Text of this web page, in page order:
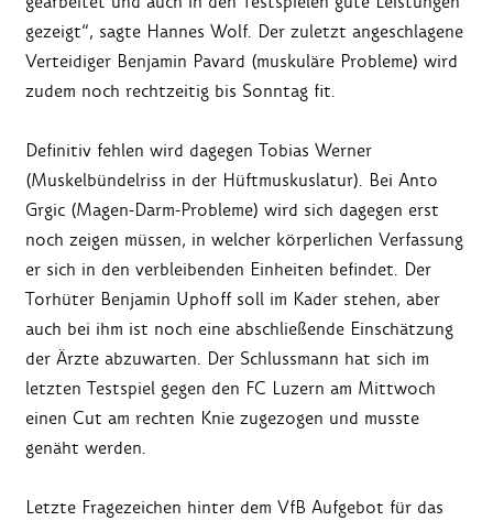
gezeigt“, sagte Hannes Wolf. Der zuletzt angeschlagene
Verteidiger Benjamin Pavard (muskuläre Probleme) wird
zudem noch rechtzeitig bis Sonntag fit.
Definitiv fehlen wird dagegen Tobias Werner
(Muskelbündelriss in der Hüftmuskuslatur). Bei Anto
Grgic (Magen-Darm-Probleme) wird sich dagegen erst
noch zeigen müssen, in welcher körperlichen Verfassung
er sich in den verbleibenden Einheiten befindet. Der
Torhüter Benjamin Uphoff soll im Kader stehen, aber
auch bei ihm ist noch eine abschließende Einschätzung
der Ärzte abzuwarten. Der Schlussmann hat sich im
letzten Testspiel gegen den FC Luzern am Mittwoch
einen Cut am rechten Knie zugezogen und musste
genäht werden.
Letzte Fragezeichen hinter dem VfB Aufgebot für das